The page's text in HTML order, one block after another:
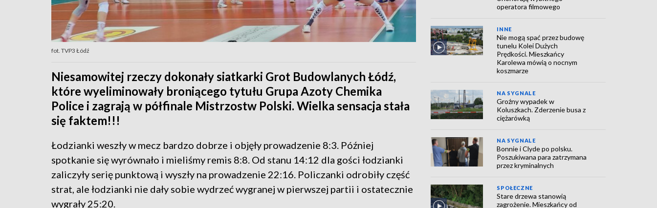
fot. TVP3 Łódź
Niesamowitej rzeczy dokonały siatkarki Grot Budowlanych Łódź,
które wyeliminowały broniącego tytułu Grupa Azoty Chemika
Police i zagrają w półfinale Mistrzostw Polski. Wielka sensacja stała
się faktem!!!
Łodzianki weszły w mecz bardzo dobrze i objęły prowadzenie 8:3. Później
spotkanie się wyrównało i mieliśmy remis 8:8. Od stanu 14:12 dla gości łodzianki
zaliczyły serię punktową i wyszły na prowadzenie 22:16. Policzanki odrobiły część
strat, ale łodzianki nie dały sobie wydrzeć wygranej w pierwszej partii i ostatecznie
wygrały 25:20.
operatora filmowego
INNE
Nie mogą spać przez budowę
tunelu Kolei Dużych
Prędkości. Mieszkańcy
Karolewa mówią o nocnym
koszmarze
NA SYGNALE
Groźny wypadek w
Koluszkach. Zderzenie busa z
ciężarówką
NA SYGNALE
Bonnie i Clyde po polsku.
Poszukiwana para zatrzymana
przez kryminalnych
SPOŁECZNE
Stare drzewa stanowią
zagrożenie. Mieszkańcy od